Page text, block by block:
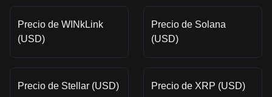
Precio de WINkLink
(USD)
Precio de Solana
(USD)
Precio de Stellar (USD) Precio de XRP (USD)